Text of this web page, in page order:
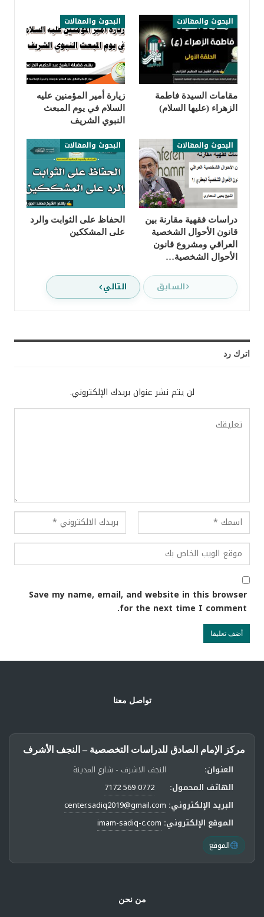
البحوث والمقالات
مقامات السيدة فاطمة
الزهراء (عليها السلام)
البحوث والمقالات
زيارة أمير المؤمنين عليه
السلام في يوم المبعث
النبوي الشريف
البحوث والمقالات
دراسات فقهية مقارنة بين
قانون الأحوال الشخصية
العراقي ومشروع قانون
الأحوال الشخصية…
البحوث والمقالات
الحفاظ على الثوابت والرد
على المشككين
السابق التالي
اترك رد
لن يتم نشر عنوان بريدك الإلكتروني.
Save my name, email, and website in this browser
for the next time I comment.
تواصل معنا
مركز الإمام الصادق للدراسات التخصصية – النجف الأشرف
العنوان:
النجف الاشرف - شارع المدينة
الهاتف المحمول:
0772 569 7172
البريد الإلكتروني: center.sadiq2019@gmail.com
الموقع الإلكتروني: imam-sadiq-c.com
الموقع
من نحن